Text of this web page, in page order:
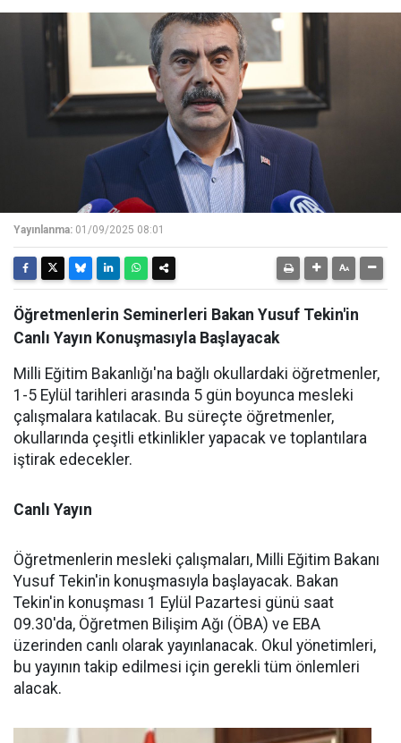
Yayınlanma: 01/09/2025 08:01
Öğretmenlerin Seminerleri Bakan Yusuf Tekin'in
Canlı Yayın Konuşmasıyla Başlayacak
Milli Eğitim Bakanlığı'na bağlı okullardaki öğretmenler,
1-5 Eylül tarihleri arasında 5 gün boyunca mesleki
çalışmalara katılacak. Bu süreçte öğretmenler,
okullarında çeşitli etkinlikler yapacak ve toplantılara
iştirak edecekler.
Canlı Yayın
Öğretmenlerin mesleki çalışmaları, Milli Eğitim Bakanı
Yusuf Tekin'in konuşmasıyla başlayacak. Bakan
Tekin'in konuşması 1 Eylül Pazartesi günü saat
09.30'da, Öğretmen Bilişim Ağı (ÖBA) ve EBA
üzerinden canlı olarak yayınlanacak. Okul yönetimleri,
bu yayının takip edilmesi için gerekli tüm önlemleri
alacak.